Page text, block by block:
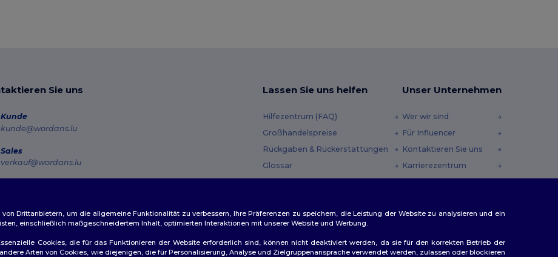
Sie uns
Kunde
kunde@wordans.lu
Sales
verkauf@wordans.lu
Lassen Sie uns helfen
Hilfezentrum (FAQ)
Großhandelspreise
Rückgaben & Rückerstattungen
Glossar
Unser Unternehmen
Wer wir sind
Für Influencer
Kontaktieren Sie uns
Karrierezentrum
Drittanbietern, um die allgemeine Funktionalität zu verbessern, Ihre Präferenzen zu speichern, die Leistung der Website zu analysieren und ein
einschließlich maßgeschneidertem Inhalt, optimierten Interaktionen mit unserer Website und Werbung.
Cookies, die für das Funktionieren der Website erforderlich sind, können nicht deaktiviert werden, da sie für den korrekten Betrieb der
Arten von Cookies, wie diejenigen, die für Personalisierung, Analyse und Zielgruppenansprache verwendet werden, zulassen oder blockieren